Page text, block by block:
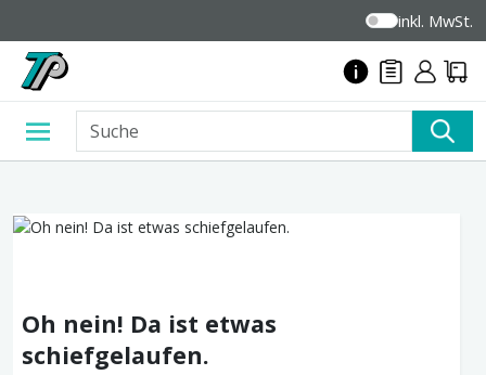
inkl. MwSt.
Oh nein! Da ist etwas
schiefgelaufen.